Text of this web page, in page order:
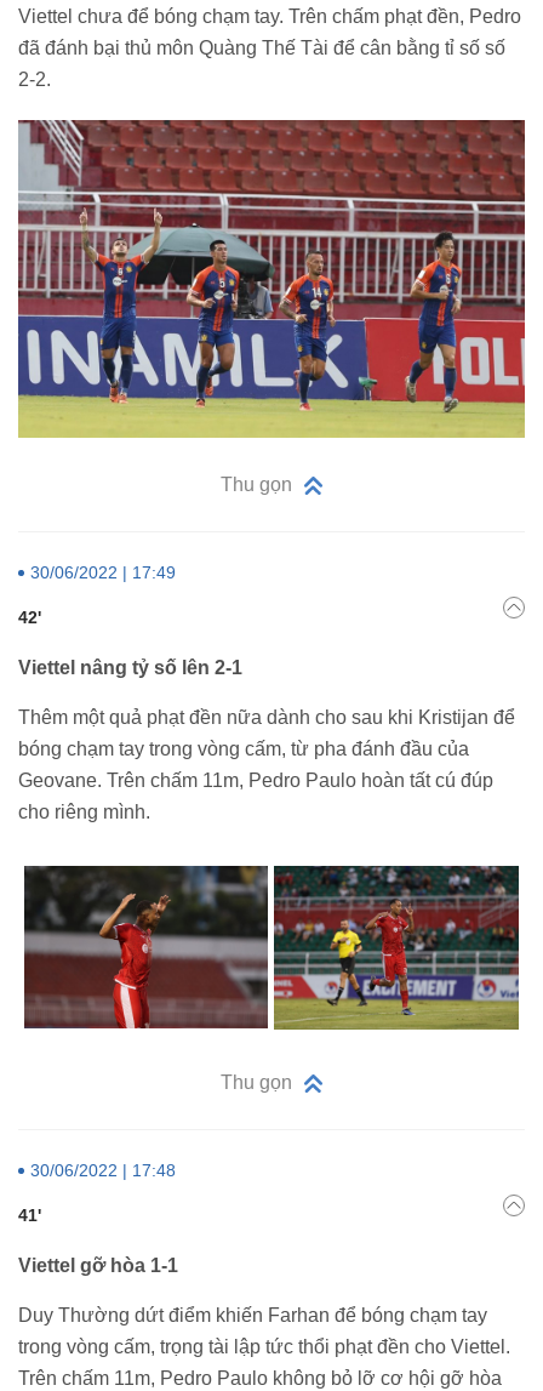
Viettel chưa để bóng chạm tay. Trên chấm phạt đền, Pedro
đã đánh bại thủ môn Quàng Thế Tài để cân bằng tỉ số số
2-2.
Thu gọn
30/06/2022 | 17:49
42'
Viettel nâng tỷ số lên 2-1
Thêm một quả phạt đền nữa dành cho sau khi Kristijan để
bóng chạm tay trong vòng cấm, từ pha đánh đầu của
Geovane. Trên chấm 11m, Pedro Paulo hoàn tất cú đúp
cho riêng mình.
Thu gọn
30/06/2022 | 17:48
41'
Viettel gỡ hòa 1-1
Duy Thường dứt điểm khiến Farhan để bóng chạm tay
trong vòng cấm, trọng tài lập tức thổi phạt đền cho Viettel.
Trên chấm 11m, Pedro Paulo không bỏ lỡ cơ hội gỡ hòa